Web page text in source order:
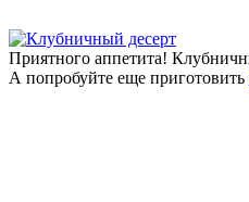
Приятного аппетита!
А попробуйте еще приготовить